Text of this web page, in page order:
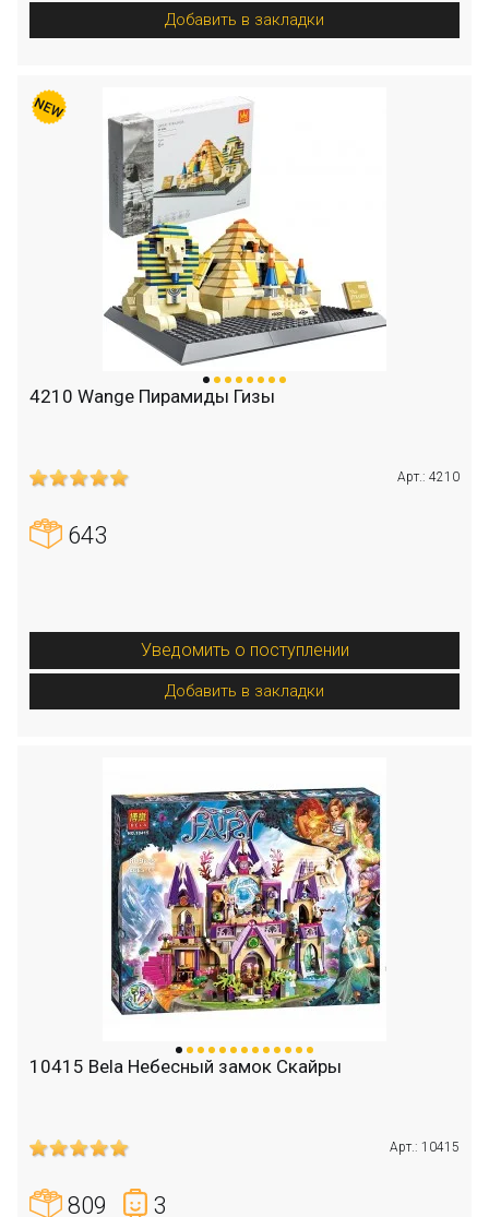
Добавить в закладки
4210 Wange Пирамиды Гизы
Арт.: 4210
643
Уведомить о поступлении
Добавить в закладки
10415 Bela Небесный замок Скайры
Арт.: 10415
809 3